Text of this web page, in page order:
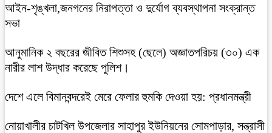
আইন-শৃঙ্খলা,জনগনের নিরাপত্তা ও দুর্যোগ ব্যবস্থাপনা সংক্রান্ত
সভা
আনুমানিক ২ বছরের জীবিত শিশুসহ (ছেলে) অজ্ঞাতপরিচয় (৩০) এক
নারীর লাশ উদ্ধার করেছে পুলিশ।
দেশে এলে বিমানবন্দরেই মেরে ফেলার হুমকি দেওয়া হয়: প্রধানমন্ত্রী
নোয়াখালীর চাটখিল উপজেলার সাহাপুর ইউনিয়নের সোমপাড়ার, সন্ত্রাসী